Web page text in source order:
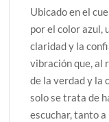
Ubicado en el
por el color azul,
claridad y la
vibración que, al
de la verdad y la
solo se trata de
escuchar, tanto a